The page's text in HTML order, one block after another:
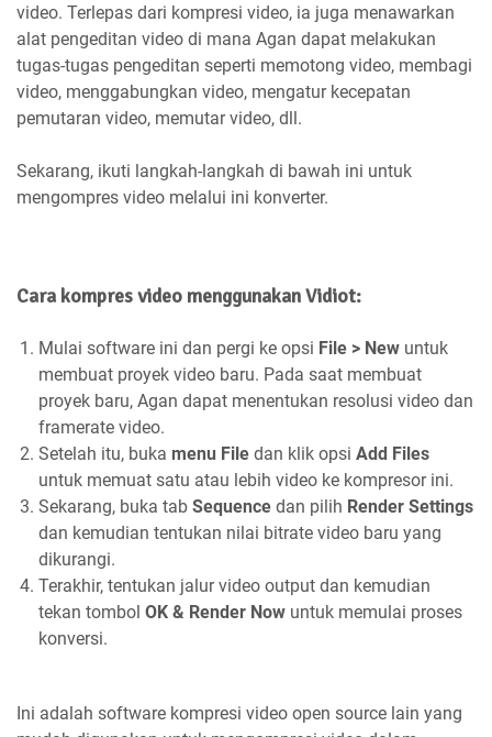
video. Terlepas dari kompresi video, ia juga menawarkan
alat pengeditan video di mana Agan dapat melakukan
tugas-tugas pengeditan seperti memotong video, membagi
video, menggabungkan video, mengatur kecepatan
pemutaran video, memutar video, dll.
Sekarang, ikuti langkah-langkah di bawah ini untuk
mengompres video melalui ini konverter.
Cara kompres video menggunakan Vidiot:
Mulai software ini dan pergi ke opsi File > New untuk
membuat proyek video baru. Pada saat membuat
proyek baru, Agan dapat menentukan resolusi video dan
framerate video.
Setelah itu, buka menu File dan klik opsi Add Files
untuk memuat satu atau lebih video ke kompresor ini.
Sekarang, buka tab Sequence dan pilih Render Settings
dan kemudian tentukan nilai bitrate video baru yang
dikurangi.
Terakhir, tentukan jalur video output dan kemudian
tekan tombol OK & Render Now untuk memulai proses
konversi.
Ini adalah software kompresi video open source lain yang